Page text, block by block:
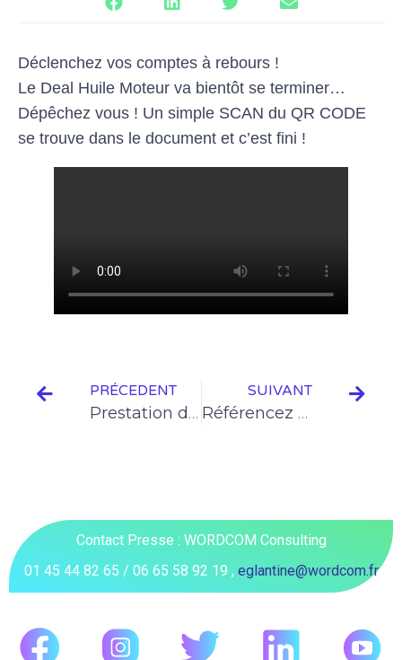
Déclenchez vos comptes à rebours !
Le Deal Huile Moteur va bientôt se terminer…
Dépêchez vous ! Un simple SCAN du QR CODE
se trouve dans le document et c’est fini !
PRÉCEDENT
Prestation de Détection de Fuites de Gaz
SUIVANT
Référencez vos produits sur notre plateforme ou bénéficiez des prix compétitifs des consommables liés à la méthanisation ?
Contact Presse : WORDCOM Consulting
01 45 44 82 65 / 06 65 58 92 19 , eglantine@wordcom.fr